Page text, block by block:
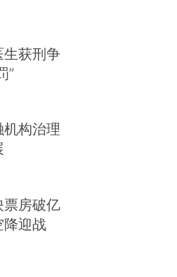
生获刑争
”
构治理
票房破亿
降迎战